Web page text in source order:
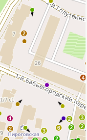
2
2 3 6
2
2
3
2
2
4
4